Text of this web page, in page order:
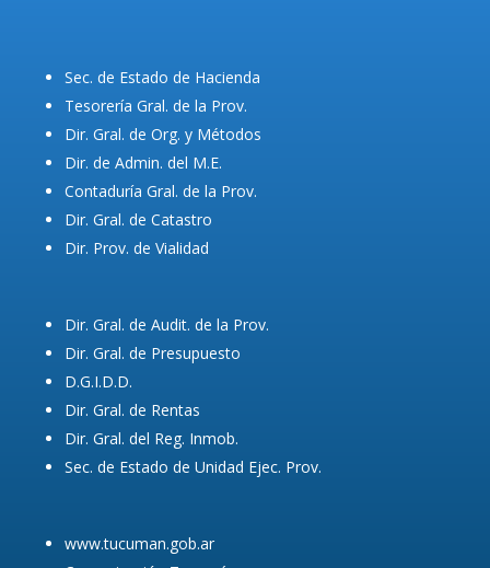
Sec. de Estado de Hacienda
Tesorería Gral. de la Prov.
Dir. Gral. de Org. y Métodos
Dir. de Admin. del M.E.
Contaduría Gral. de la Prov.
Dir. Gral. de Catastro
Dir. Prov. de Vialidad
Dir. Gral. de Audit. de la Prov.
Dir. Gral. de Presupuesto
D.G.I.D.D.
Dir. Gral. de Rentas
Dir. Gral. del Reg. Inmob.
Sec. de Estado de Unidad Ejec. Prov.
www.tucuman.gob.ar